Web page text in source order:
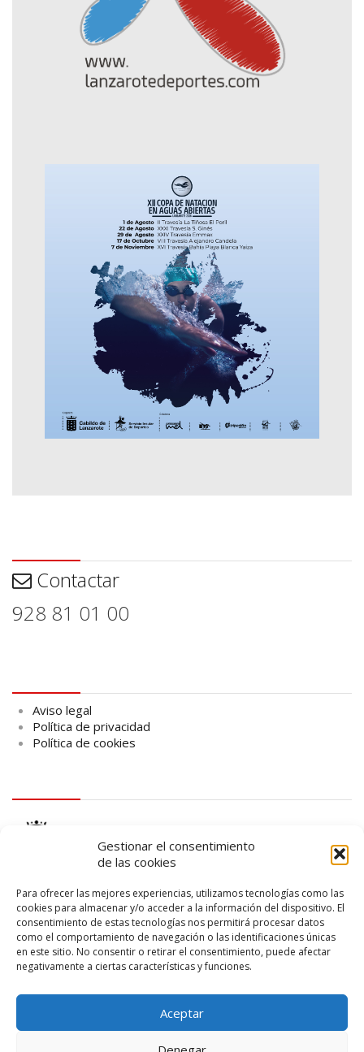
Gestionar el consentimiento
de las cookies
Para ofrecer las mejores experiencias, utilizamos tecnologías como las
cookies para almacenar y/o acceder a la información del dispositivo. El
consentimiento de estas tecnologías nos permitirá procesar datos
como el comportamiento de navegación o las identificaciones únicas
en este sitio. No consentir o retirar el consentimiento, puede afectar
negativamente a ciertas características y funciones.
Aceptar
Contactar
928 81 01 00
Aviso legal
Política de privacidad
Política de cookies
logo SID